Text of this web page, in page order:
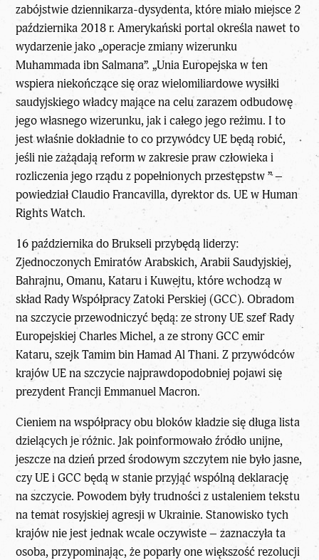
zabójstwie dziennikarza-dysydenta, które miało miejsce 2
października 2018 r. Amerykański portal określa nawet to
wydarzenie jako „operacje zmiany wizerunku
Muhammada ibn Salmana”. „Unia Europejska w ten
wspiera niekończące się oraz wielomiliardowe wysiłki
saudyjskiego władcy mające na celu zarazem odbudowę
jego własnego wizerunku, jak i całego jego reżimu. I to
jest właśnie dokładnie to co przywódcy UE będą robić,
jeśli nie zażądają reform w zakresie praw człowieka i
rozliczenia jego rządu z popełnionych przestępstw ” –
powiedział Claudio Francavilla, dyrektor ds. UE w Human
Rights Watch.
16 października do Brukseli przybędą liderzy:
Zjednoczonych Emiratów Arabskich, Arabii Saudyjskiej,
Bahrajnu, Omanu, Kataru i Kuwejtu, które wchodzą w
skład Rady Współpracy Zatoki Perskiej (GCC). Obradom
na szczycie przewodniczyć będą: ze strony UE szef Rady
Europejskiej Charles Michel, a ze strony GCC emir
Kataru, szejk Tamim bin Hamad Al Thani. Z przywódców
krajów UE na szczycie najprawdopodobniej pojawi się
prezydent Francji Emmanuel Macron.
Cieniem na współpracy obu bloków kładzie się długa lista
dzielących je różnic. Jak poinformowało źródło unijne,
jeszcze na dzień przed środowym szczytem nie było jasne,
czy UE i GCC będą w stanie przyjąć wspólną deklarację
na szczycie. Powodem były trudności z ustaleniem tekstu
na temat rosyjskiej agresji w Ukrainie. Stanowisko tych
krajów nie jest jednak wcale oczywiste – zaznaczyła ta
osoba, przypominając, że poparły one większość rezolucji